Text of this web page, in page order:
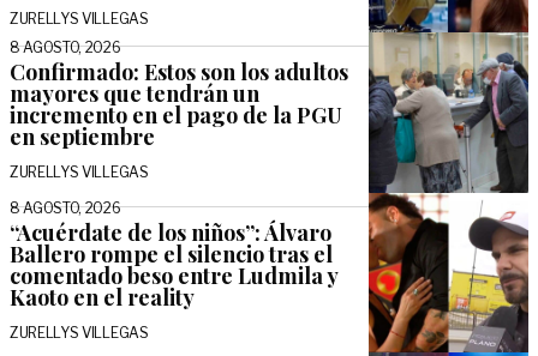
ZURELLYS VILLEGAS
8 AGOSTO, 2026
Confirmado: Estos son los adultos
mayores que tendrán un
incremento en el pago de la PGU
en septiembre
ZURELLYS VILLEGAS
8 AGOSTO, 2026
“Acuérdate de los niños”: Álvaro
Ballero rompe el silencio tras el
comentado beso entre Ludmila y
Kaoto en el reality
ZURELLYS VILLEGAS